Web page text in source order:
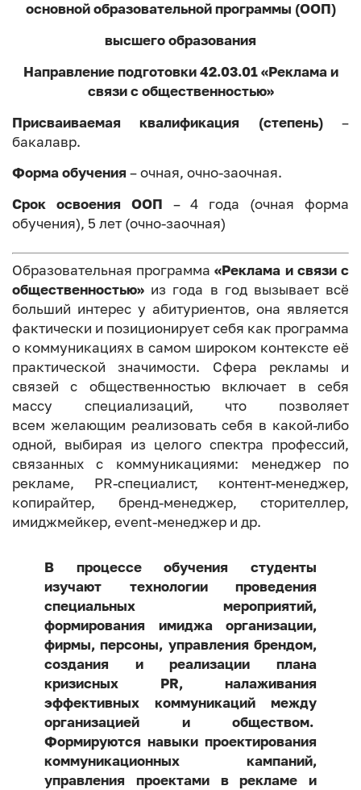
основной образовательной программы (ООП)
высшего образования
Направление подготовки 42.03.01 «Реклама и
связи с общественностью»
Присваиваемая квалификация (степень)–
бакалавр.
Форма обучения – очная, очно-заочная.
Срок освоения ООП – 4 года (очная форма
обучения), 5 лет (очно-заочная)
Образовательная программа «Реклама и связи с
общественностью» из года в год вызывает всё
больший интерес у абитуриентов, она является
фактически и позиционирует себя как программа
о коммуникациях в самом широком контексте её
практической значимости. Сфера рекламы и
связей с общественностью включает в себя
массу специализаций, что позволяет
всем желающим реализовать себя в какой-либо
одной, выбирая из целого спектра профессий,
связанных с коммуникациями: менеджер по
рекламе, PR-специалист, контент-менеджер,
копирайтер, бренд-менеджер, сторителлер,
имиджмейкер, event-менеджер и др.
В процессе обучения студенты
изучают технологии проведения
специальных мероприятий,
формирования имиджа организации,
фирмы, персоны, управления брендом,
создания и реализации плана
кризисных PR, налаживания
эффективных коммуникаций между
организацией и обществом.
Формируются навыки проектирования
коммуникационных кампаний,
управления проектами в рекламе и